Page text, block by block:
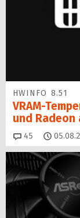
HWINFO 8.51
VRAM-
und Radeon
45 Kommentare